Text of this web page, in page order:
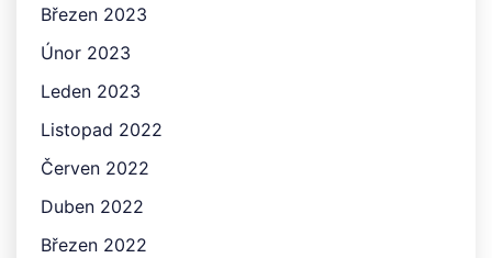
Březen 2023
Únor 2023
Leden 2023
Listopad 2022
Červen 2022
Duben 2022
Březen 2022